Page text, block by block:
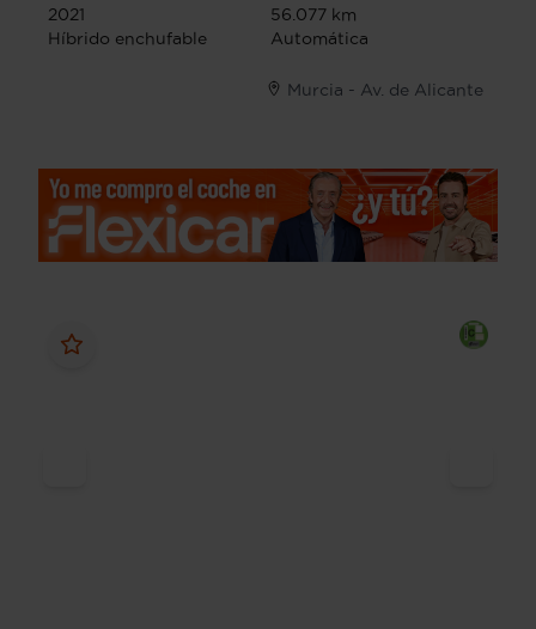
2021
56.077 km
Híbrido enchufable
Automática
Murcia - Av. de Alicante